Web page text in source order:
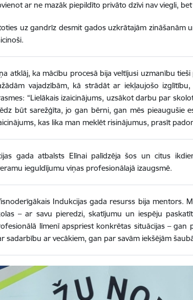
ar ne mazāk piepildīto privāto dzīvi nav viegli,
uz gandrīz desmit gados uzkrātajām zināšanām
atklāj, ka mācību procesā bija veltījusi uzmanību
vajadzībām, kā strādāt ar iekļaujošo
“Lielākais izaicinājums, uzsākot darbu par
būt sarežģīta, jo gan bērni, gan mēs pieaugušie
kas lika man meklēt risinājumus, prasīt
gada atbalsts Elīnai palīdzēja šos un citus
ieguldījumu viņas profesionālajā izaugsmē.
Indukcijas gada resurss bija mentors.
– ar savu pieredzi, skatījumu un iespēju
līmenī apspriest konkrētas situācijas –
sadarbību ar vecākiem, gan par savām iekšējām